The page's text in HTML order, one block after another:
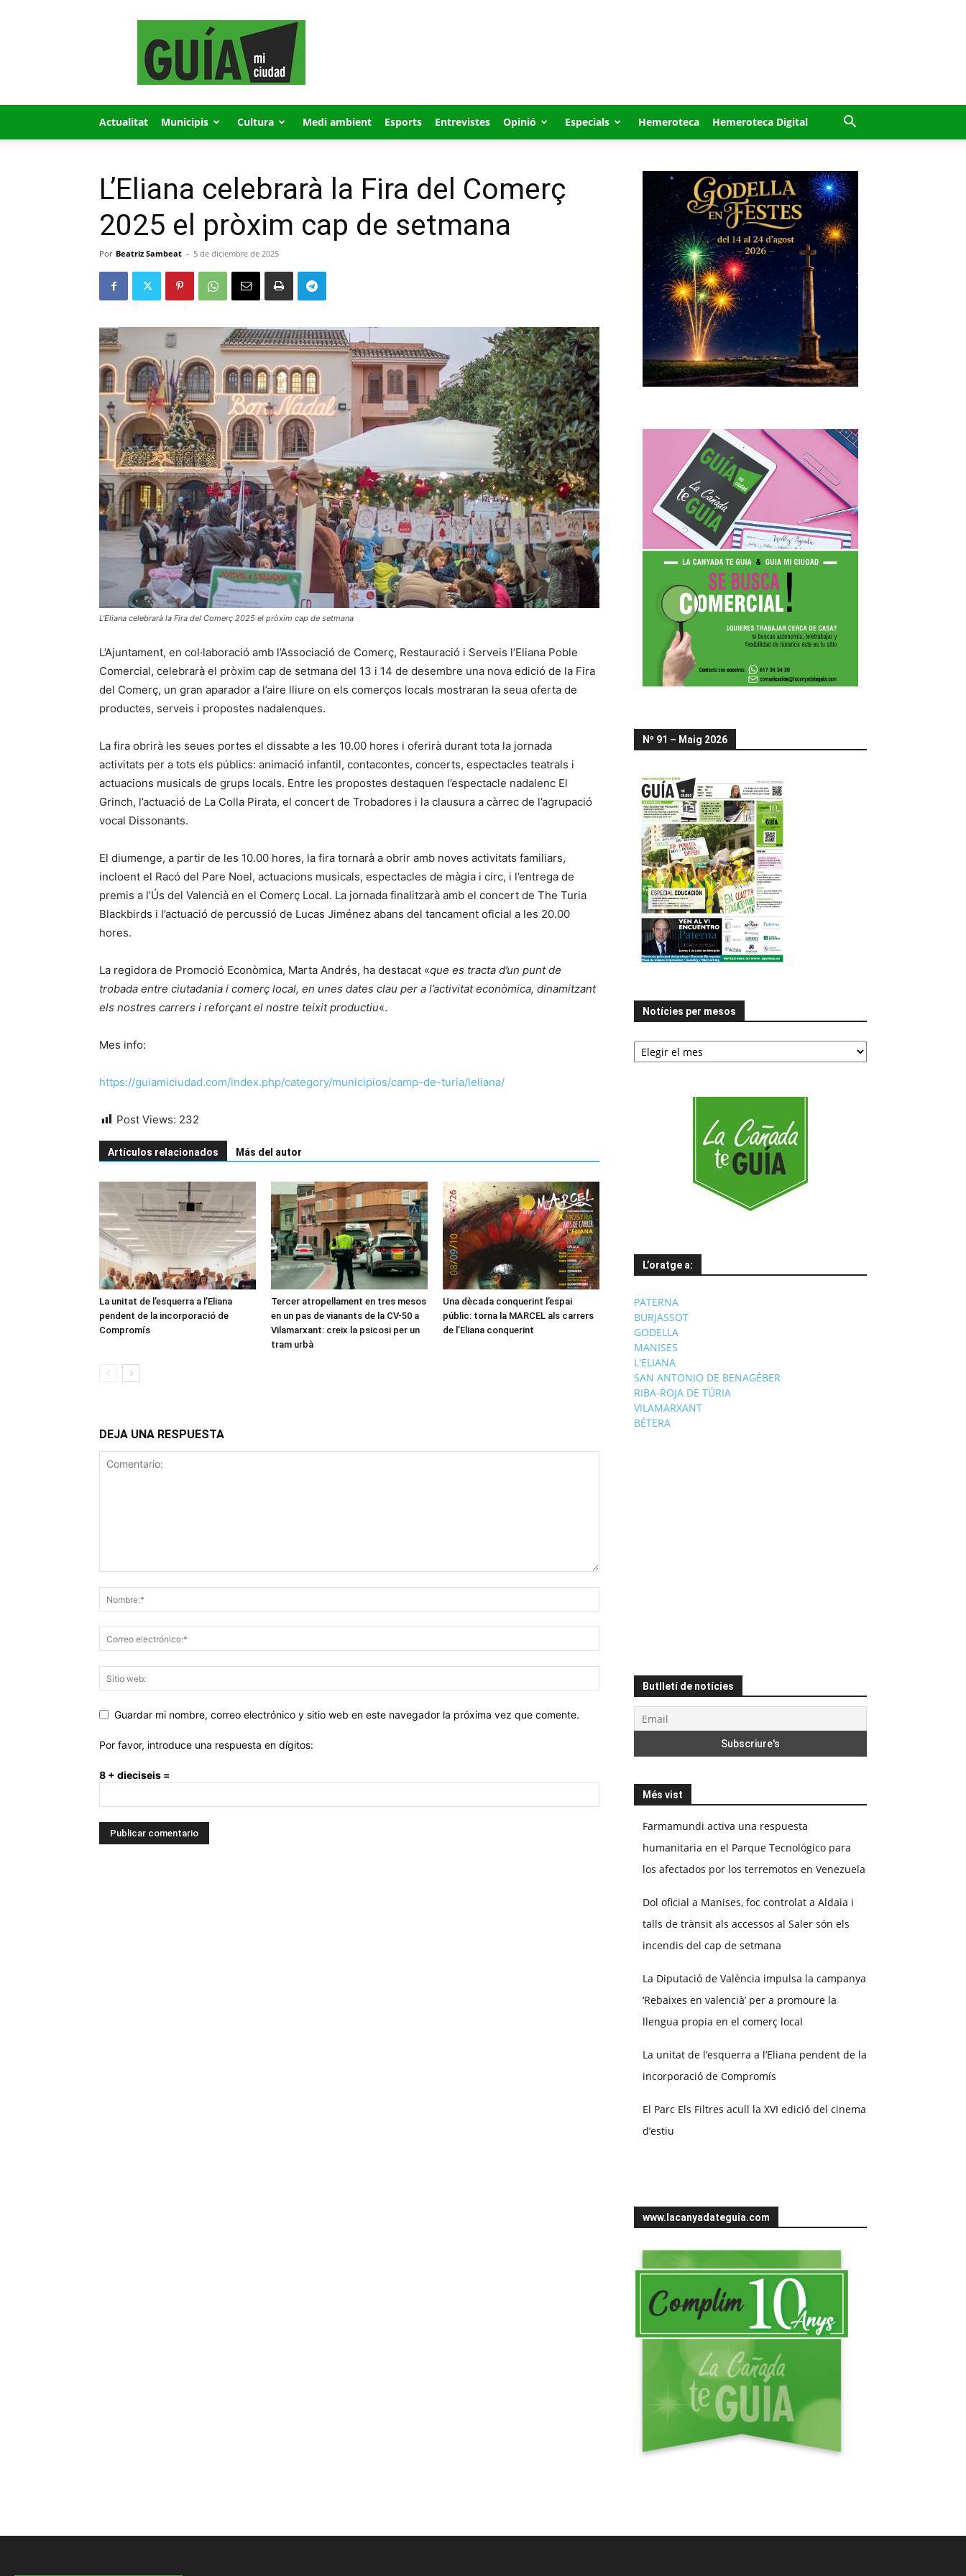
MI
CIUDAD
Actualitat Municipis Cultura Medi ambient Esports Entrevistes Opinió Especials Hemeroteca Hemeroteca Digital
L’Eliana celebrarà la Fira del Comerç
2025 el pròxim cap de setmana
Por Beatriz Sambeat - 5 de diciembre de 2025
L'Eliana celebrarà la Fira del Comerç 2025 el pròxim cap de setmana
L’Ajuntament, en col·laboració amb l’Associació de Comerç, Restauració i Serveis l’Eliana Poble
Comercial, celebrarà el pròxim cap de setmana del 13 i 14 de desembre una nova edició de la Fira
del Comerç, un gran aparador a l’aire lliure on els comerços locals mostraran la seua oferta de
productes, serveis i propostes nadalenques.
La fira obrirà les seues portes el dissabte a les 10.00 hores i oferirà durant tota la jornada
activitats per a tots els públics: animació infantil, contacontes, concerts, espectacles teatrals i
actuacions musicals de grups locals. Entre les propostes destaquen l’espectacle nadalenc El
Grinch, l’actuació de La Colla Pirata, el concert de Trobadores i la clausura a càrrec de l’agrupació
vocal Dissonants.
El diumenge, a partir de les 10.00 hores, la fira tornarà a obrir amb noves activitats familiars,
incloent el Racó del Pare Noel, actuacions musicals, espectacles de màgia i circ, i l’entrega de
premis a l’Ús del Valencià en el Comerç Local. La jornada finalitzarà amb el concert de The Turia
Blackbirds i l’actuació de percussió de Lucas Jiménez abans del tancament oficial a les 20.00
hores.
La regidora de Promoció Econòmica, Marta Andrés, ha destacat «que es tracta d’un punt de
trobada entre ciutadania i comerç local, en unes dates clau per a l’activitat econòmica, dinamitzant
els nostres carrers i reforçant el nostre teixit productiu«.
Mes info:
https://guiamiciudad.com/index.php/category/municipios/camp-de-turia/leliana/
Post Views: 232
Artículos relacionados Más del autor
La unitat de l’esquerra a l’Eliana
pendent de la incorporació de
Compromís
Tercer atropellament en tres mesos
en un pas de vianants de la CV-50 a
Vilamarxant: creix la psicosi per un
tram urbà
Una dècada conquerint l’espai
públic: torna la MARCEL als carrers
de l’Eliana conquerint
DEJA UNA RESPUESTA
Guardar mi nombre, correo electrónico y sitio web en este navegador la próxima vez que comente.
Por favor, introduce una respuesta en dígitos:
8 + dieciseis =
Nº 91 – Maig 2026
Notícies per mesos
Notícies
per
L’oratge a:
PATERNA
BURJASSOT
GODELLA
MANISES
L'ELIANA
SAN ANTONIO DE BENAGÉBER
RIBA-ROJA DE TÚRIA
VILAMARXANT
BÉTERA
Butlletí de notícies
Més vist
Farmamundi activa una respuesta
humanitaria en el Parque Tecnológico para
los afectados por los terremotos en Venezuela
Dol oficial a Manises, foc controlat a Aldaia i
talls de trànsit als accessos al Saler són els
incendis del cap de setmana
La Diputació de València impulsa la campanya
‘Rebaixes en valencià’ per a promoure la
llengua propia en el comerç local
La unitat de l’esquerra a l’Eliana pendent de la
incorporació de Compromís
El Parc Els Filtres acull la XVI edició del cinema
d’estiu
www.lacanyadateguia.com